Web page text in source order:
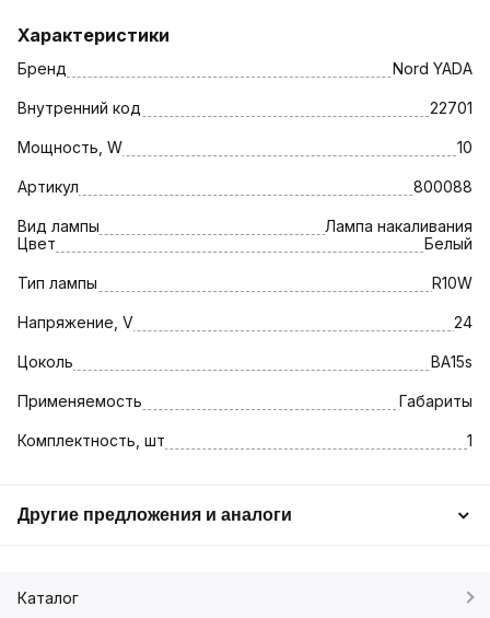
Характеристики
Бренд Nord YADA
Внутренний код 22701
Мощность, W 10
Артикул 800088
Вид лампы
Лампа накаливания
Цвет
Белый
Тип лампы R10W
Напряжение, V 24
Цоколь BA15s
Применяемость Габариты
Комплектность, шт 1
Другие предложения и аналоги
Каталог